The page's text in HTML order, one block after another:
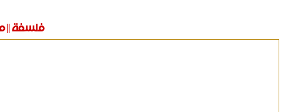
فلسفة ||